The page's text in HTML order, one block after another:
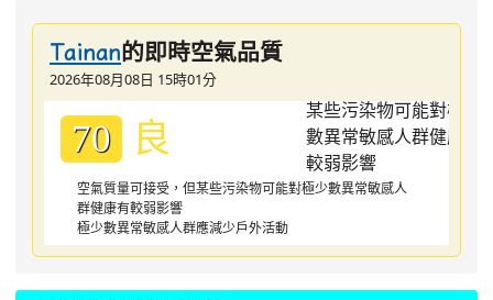
Tainan的即時空氣品質
2026年08月08日 15時01分
70 良
空氣質量可接受，但某些污染物可能對極少數異常敏感人
群健康有較弱影響
極少數異常敏感人群應減少戶外活動